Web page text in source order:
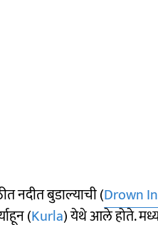
नदीत बुडाल्याची (Drown
(Kurla) येथे आले होते.